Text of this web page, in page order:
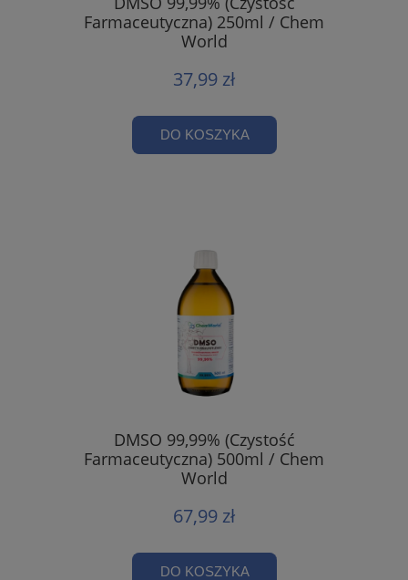
Farmaceutyczna) 250ml / Chem
World
37,99 zł
DO KOSZYKA
DMSO 99,99% (Czystość
Farmaceutyczna) 500ml / Chem
World
67,99 zł
DO KOSZYKA